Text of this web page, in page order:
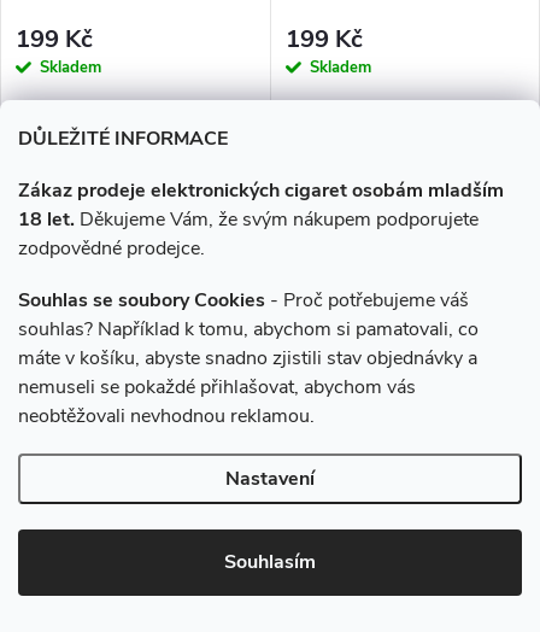
DŮLEŽITÉ INFORMACE
Zákaz prodeje elektronických cigaret osobám mladším
18 let. Děkujeme Vám, že svým nákupem podporujete
zodpovědné prodejce.
Souhlas se soubory Cookies - Proč potřebujeme váš
souhlas? Například k tomu, abychom si pamatovali, co
máte v košíku, abyste snadno zjistili stav objednávky a
nemuseli se pokaždé přihlašovat, abychom vás
neobtěžovali nevhodnou reklamou.
Nastavení
Souhlasím
199 Kč
Skladem
DO KOŠÍKU
Skvělý mix tropického ovoce se
Vám roztancuje na jazyku a
okusíte pořádnou nálož exotiky.
199 Kč
Skladem
Ovocná kombinace jahody a
kiwi.
Liquid Aramax SALT Grape
10ml - 10mg